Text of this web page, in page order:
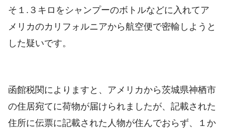
そ１.３キロをシャンプーのボトルなどに入れてア
メリカのカリフォルニアから航空便で密輸しようと
した疑いです。
函館税関によりますと、アメリカから茨城県神栖市
の住居宛てに荷物が届けられましたが、記載された
住所に伝票に記載された人物が住んでおらず、１か